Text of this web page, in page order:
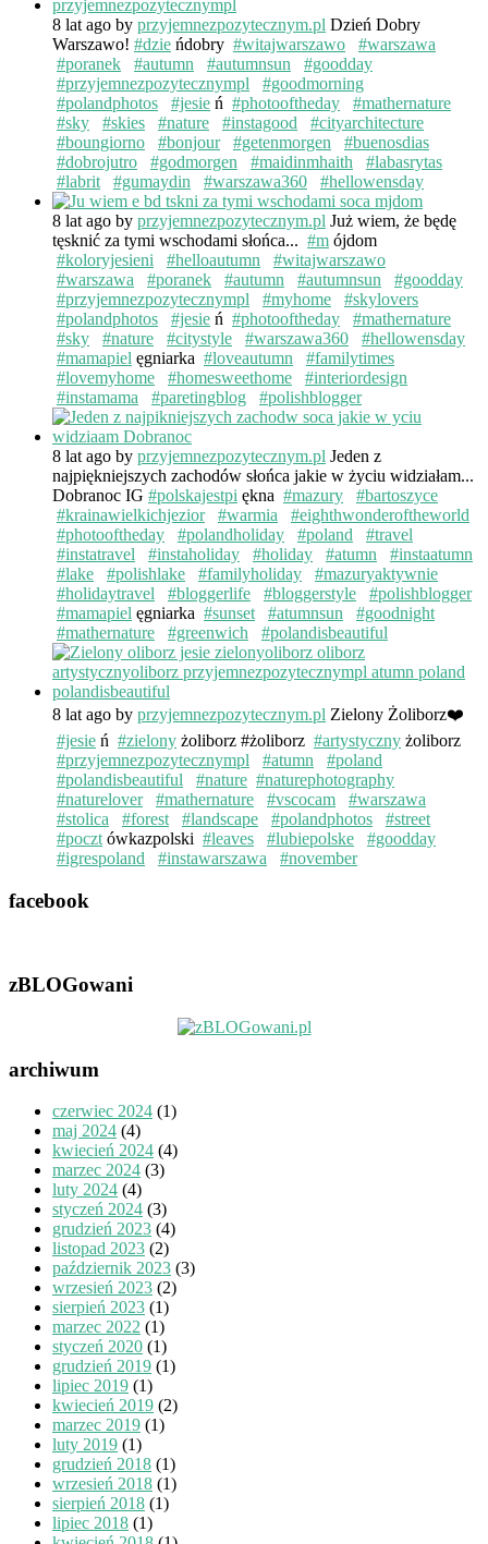
8 lat ago by przyjemnezpozytecznym.pl Dzień Dobry
Warszawo! #dzie ńdobry #witajwarszawo
#warszawa
#poranek
#autumn #autumnsun
#goodday
#przyjemnezpozytecznympl
#goodmorning
#polandphotos
#jesie ń #photooftheday
#mathernature
#sky
#skies #nature #instagood
#cityarchitecture
#boungiorno
#bonjour #getenmorgen
#buenosdias
#dobrojutro
#godmorgen #maidinmhaith
#labasrytas
#labrit
#gumaydin #warszawa360 #hellowensday
8 lat ago by przyjemnezpozytecznym.pl Już wiem, że będę
tęsknić za tymi wschodami słońca... #m ójdom
#koloryjesieni
#helloautumn
#witajwarszawo
#warszawa
#poranek #autumn #autumnsun
#goodday
#przyjemnezpozytecznympl
#myhome
#skylovers
#polandphotos
#jesie ń #photooftheday
#mathernature
#sky
#nature #citystyle #warszawa360
#hellowensday
#mamapiel ęgniarka #loveautumn
#familytimes
#lovemyhome
#homesweethome
#interiordesign
#instamama
#paretingblog #polishblogger
8 lat ago by przyjemnezpozytecznym.pl Jeden z
najpiękniejszych zachodów słońca jakie w życiu widziałam...
Dobranoc IG #polskajestpi ękna #mazury
#bartoszyce
#krainawielkichjezior
#warmia
#eighthwonderoftheworld
#photooftheday
#polandholiday #poland
#travel
#instatravel
#instaholiday #holiday #atumn
#instaatumn
#lake
#polishlake #familyholiday
#mazuryaktywnie
#holidaytravel
#bloggerlife #bloggerstyle
#polishblogger
#mamapiel ęgniarka #sunset #atumnsun
#goodnight
#mathernature
#greenwich #polandisbeautiful
8 lat ago by przyjemnezpozytecznym.pl Zielony Żoliborz❤️
#jesie ń #zielony żoliborz #żoliborz #artystyczny żoliborz
#przyjemnezpozytecznympl
#atumn
#poland
#polandisbeautiful
#nature #naturephotography
#naturelover
#mathernature #vscocam
#warszawa
#stolica
#forest #landscape #polandphotos
#street
#poczt ówkazpolski #leaves #lubiepolske
#goodday
#igrespoland
#instawarszawa #november
facebook
zBLOGowani
archiwum
czerwiec 2024 (1)
maj 2024 (4)
kwiecień 2024 (4)
marzec 2024 (3)
luty 2024 (4)
styczeń 2024 (3)
grudzień 2023 (4)
listopad 2023 (2)
październik 2023 (3)
wrzesień 2023 (2)
sierpień 2023 (1)
marzec 2022 (1)
styczeń 2020 (1)
grudzień 2019 (1)
lipiec 2019 (1)
kwiecień 2019 (2)
marzec 2019 (1)
luty 2019 (1)
grudzień 2018 (1)
wrzesień 2018 (1)
sierpień 2018 (1)
lipiec 2018 (1)